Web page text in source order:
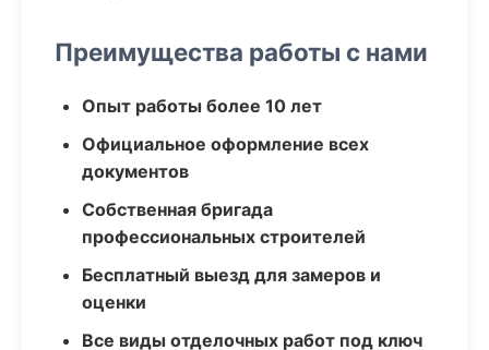
Преимущества работы с нами
Опыт работы более 10 лет
Официальное оформление всех
документов
Собственная бригада
профессиональных строителей
Бесплатный выезд для замеров и
оценки
Все виды отделочных работ под ключ